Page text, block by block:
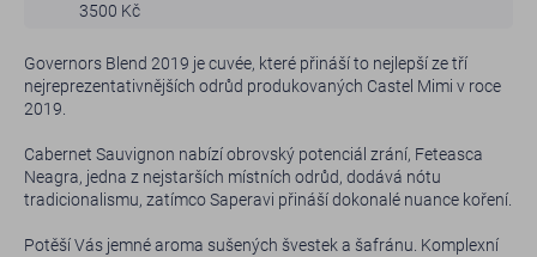
3500 Kč
Governors Blend 2019 je cuvée, které přináší to nejlepší ze tří
nejreprezentativnějších odrůd produkovaných Castel Mimi v roce
2019.
Cabernet Sauvignon nabízí obrovský potenciál zrání, Feteasca
Neagra, jedna z nejstarších místních odrůd, dodává nótu
tradicionalismu, zatímco Saperavi přináší dokonalé nuance koření.
Potěší Vás jemné aroma sušených švestek a šafránu. Komplexní